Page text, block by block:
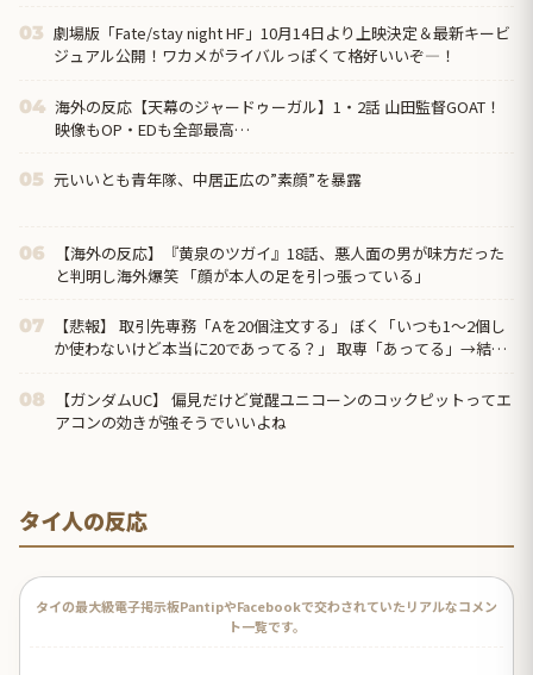
03 劇場版「Fate/stay night HF」10月14日より上映決定＆最新キービ
ジュアル公開！ワカメがライバルっぽくて格好いいぞ―！
04 海外の反応【天幕のジャードゥーガル】1・2話 山田監督GOAT！
映像もOP・EDも全部最高…
05 元いいとも青年隊、中居正広の”素顔”を暴露
06
【海外の反応】『黄泉のツガイ』18話、悪人面の男が味方だった
と判明し海外爆笑 「顔が本人の足を引っ張っている」
07
【悲報】 取引先専務「Aを20個注文する」 ぼく「いつも1～2個し
か使わないけど本当に20であってる？」 取専「あってる」→結果
08
【ガンダムUC】 偏見だけど覚醒ユニコーンのコックピットってエ
アコンの効きが強そうでいいよね
タイ人の反応
タイの最大級電子掲示板PantipやFacebookで交わされていたリアルなコメン
ト一覧です。